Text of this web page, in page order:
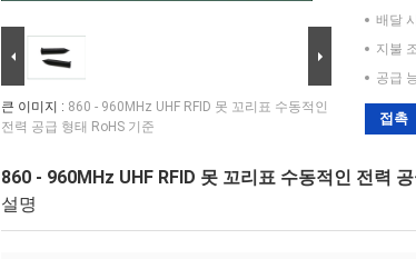
큰 이미지 : 860 - 960MHz UHF RFID 못 꼬리표 수동적인
전력 공급 형태 RoHS 기준
배달
지불
공급
접촉
860 - 960MHz UHF RFID 못 꼬리표 수동적인 전력
설명